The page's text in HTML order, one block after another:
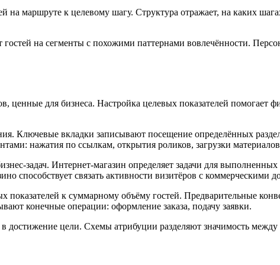
на маршруте к целевому шагу. Структура отражает, на каких
на сегменты с похожими паттернами вовлечённости.
для бизнеса. Настройка целевых показателей помогает
Ключевые вкладки записывают посещение определённых
нажатия по ссылкам, открытия роликов, загрузки
задач. Интернет-магазин определяет задачи для выполненных
способствует связать активности визитёров с коммерческими
к суммарному объёму гостей. Предварительные
конечные операции: оформление заказа, подачу заявки.
достижение цели. Схемы атрибуции разделяют значимость